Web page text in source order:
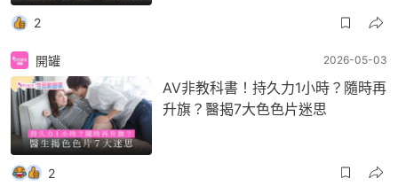
2
開罐 2026-05-03
AV非教科書！持久力1小時？隨時再
升旗？醫揭7大色色片迷思
2